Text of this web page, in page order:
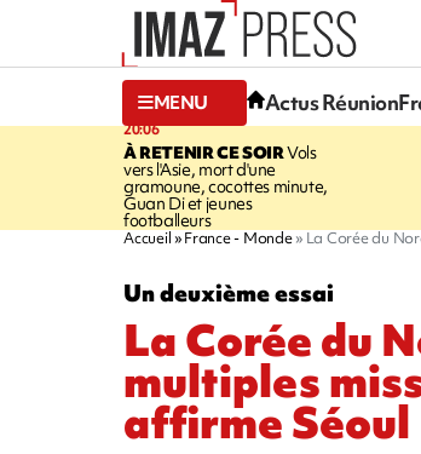
MENU Actus Réunion
20:06
À RETENIR CE SOIRVols
vers l'Asie, mort d'une
gramoune, cocottes minute,
Guan Di et jeunes
footballeurs
Accueil France - Monde La Corée du
Un deuxième essai
La Corée du
multiples
affirme Séoul